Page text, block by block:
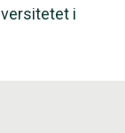
i